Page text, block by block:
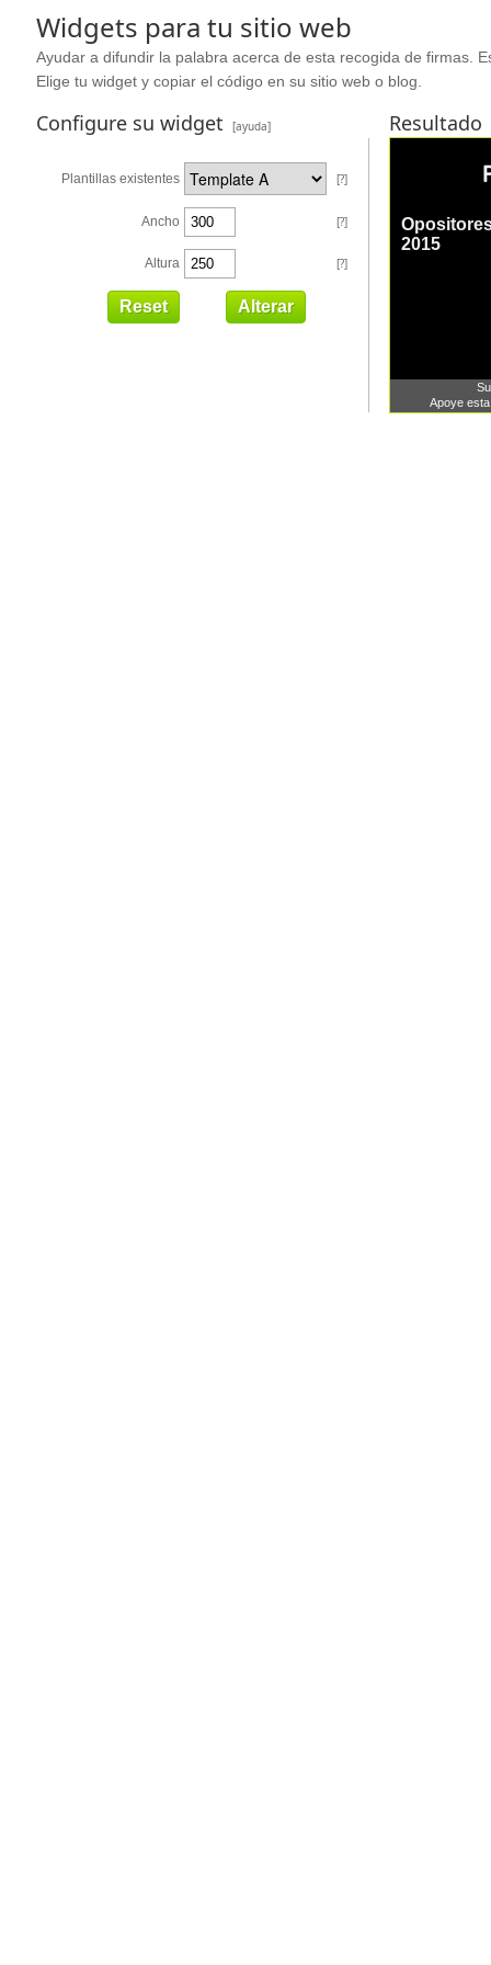
Widgets para tu sitio web
Ayudar a difundir la palabra acerca de esta recogida de firmas.
Elige tu widget y copiar el código en su sitio web o blog.
Configure su widget [ayuda] Resultado
Plantillas existentes [?]
Ancho [?]
Altura [?]